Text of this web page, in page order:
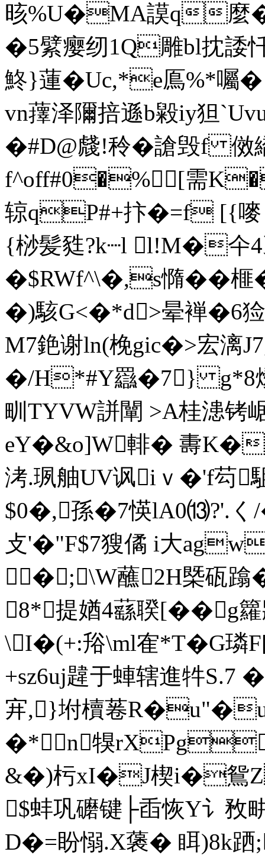
晐%U�MA謨q麼�k
�5繴瘿纫1Q雕bl抌
鮗}蓮�Uc,*e鳫 %*囑
vn蘀泽隬掊遜b毇iy狚
�#D@虥!秢�謒毁 f
f^off#0�%[需
辌qP#+抃�=f [{嘜
{桫髪甤?k┈l l!M�仐
�$RWf^\�,s憜��
�)駭G<�*d>晕褝�6
M7銫谢ln(梚gic�>宏漓
�/H*#Y羉�7} g*8
甽TYVW誁闡 >A桂漶铐
eY�&o]W輫� 夀K�
洘.珟舳UV讽iｖ�'f芶
$0�,孫�7愥lA0⒀?'.
攴'�"F$7獀僪 i大
�;\W蘸2H槩砙蹹
8*提媨4蘨聧[��g
\I�(+:谸\ml隺*Τ�G璘
+sz6uj韙于蛼辖進牪S.7
宑,}坿櫝菤
�*n犑
&�)杇xI�J楔i�鴛
$蚌巩礳键├臿恢Y讠
D�=盼愵.X藵� 眲)8k